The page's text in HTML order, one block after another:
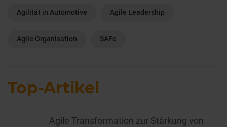
Agilität in Automotive Agile Leadership
Agile Organisation SAFe
Top-Artikel
Agile Transformation zur Stärkung von